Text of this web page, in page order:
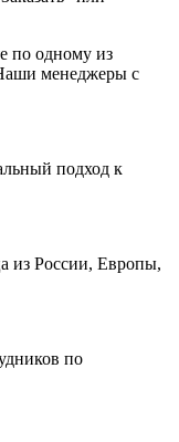
по одному из
менеджеры с
подход к
из России, Европы,
по